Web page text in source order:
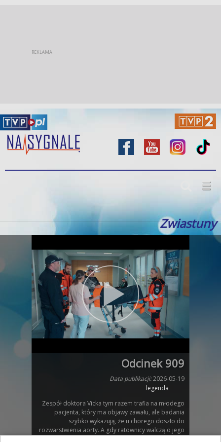
Zwiastuny
Odcinek 909
Data publikacji:2026-05-19
legenda
Zespół doktora Vicka tym razem trafia na młodego
pacjenta, który ma objawy zawału, ale badania
szybko wykazują, że u chorego doszło do
rozwarstwienia aorty. A gdy ratownicy walczą o jego